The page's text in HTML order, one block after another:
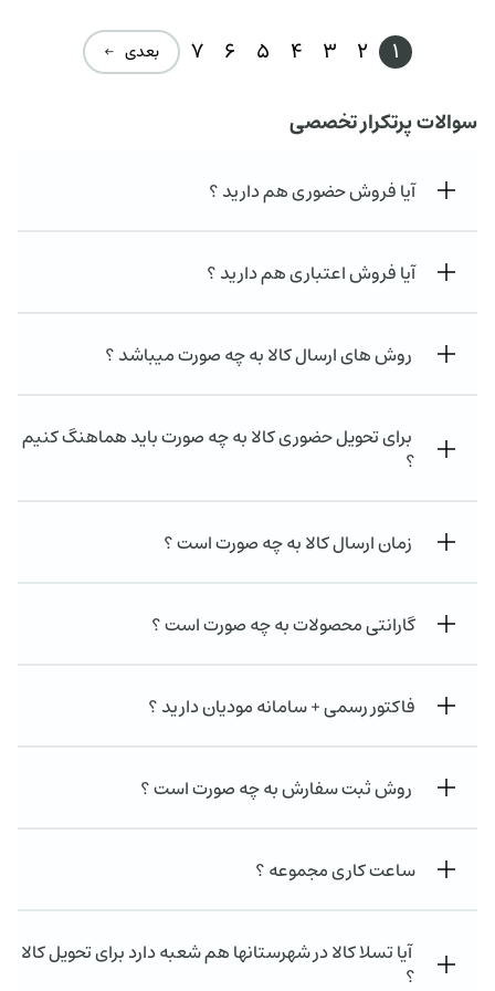
1
2
3
4
5
6
7 بعدی ←
سوالات پرتکرار تخصصی
آیا فروش حضوری هم دارید ؟
آیا فروش اعتباری هم دارید ؟
روش های ارسال کالا به چه صورت میباشد ؟
برای تحویل حضوری کالا به چه صورت باید هماهنگ کنیم
؟
زمان ارسال کالا به چه صورت است ؟
گارانتی محصولات به چه صورت است ؟
فاکتور رسمی + سامانه مودیان دارید ؟
روش ثبت سفارش به چه صورت است ؟
ساعت کاری مجموعه ؟
آیا تسلا کالا در شهرستانها هم شعبه دارد برای تحویل کالا
؟